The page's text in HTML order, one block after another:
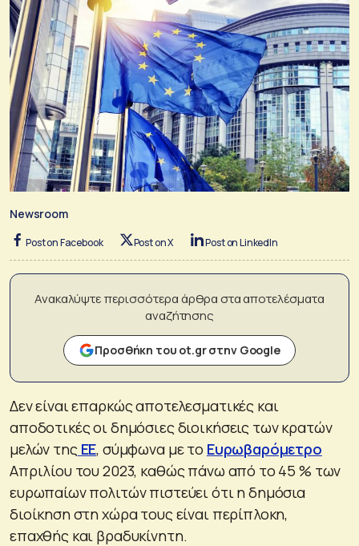
Newsroom
Post on Facebook Post on X Post on LinkedIn
Ανακαλύψτε περισσότερα άρθρα στα αποτελέσματα
αναζήτησης
Προσθήκη του ot.gr στην Google
Δεν είναι επαρκώς αποτελεσματικές και
αποδοτικές οι δημόσιες διοικήσεις των κρατών
μελών τηςΕΕ, σύμφωνα με το Ευρωβαρόμετρο
Απριλίου του 2023, καθώς πάνω από το 45 % των
ευρωπαίων πολιτών πιστεύει ότι η δημόσια
διοίκηση στη χώρα τους είναι περίπλοκη,
επαχθής και βραδυκίνητη.